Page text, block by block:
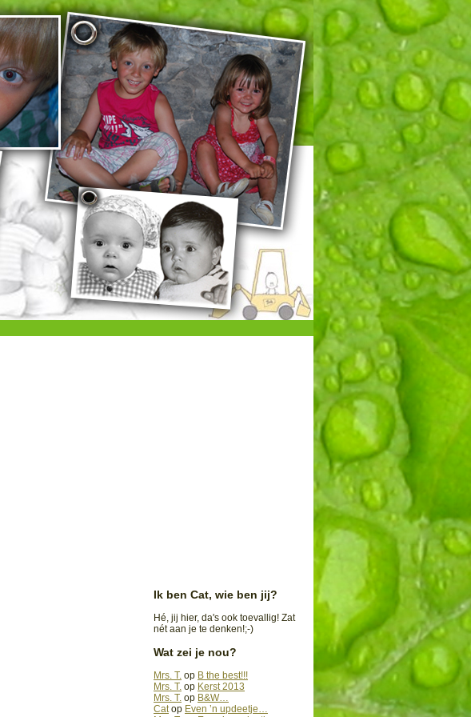
Ik ben Cat, wie ben jij?
Hé, jij hier, da's ook toevallig! Zat
nét aan je te denken!;-)
Wat zei je nou?
Mrs. T. op B the best!!!
Mrs. T. op Kerst 2013
Mrs. T. op B&W…
Catop Even ’n updeetje…